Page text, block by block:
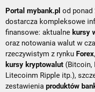
Portal mybank.pl od ponad
dostarcza kompleksowe
finansowe: aktualne kursy
oraz notowania walut w
rzeczywistym z rynku Forex
kursy kryptowalut (Bitcoin,
Litecoinm Ripple itp.),
zestawieniaproduktów